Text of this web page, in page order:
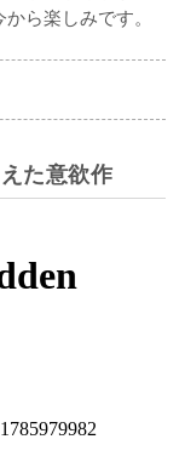
ら楽しみです。
た意欲作